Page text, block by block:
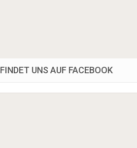
FINDET UNS AUF FACEBOOK